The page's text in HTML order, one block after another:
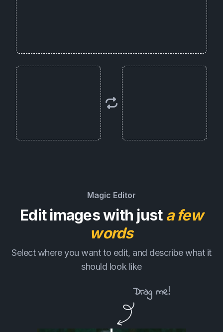
Magic Editor
Edit images with just a few
words
Select where you want to edit, and describe what it
should look like
Drag me!